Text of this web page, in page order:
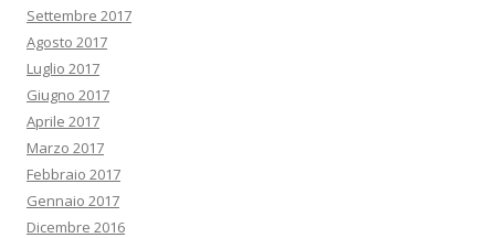
Settembre 2017
Agosto 2017
Luglio 2017
Giugno 2017
Aprile 2017
Marzo 2017
Febbraio 2017
Gennaio 2017
Dicembre 2016